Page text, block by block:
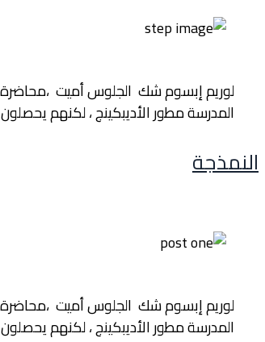
لوريم إبسوم شك الجلوس أميت ،محاضرة
المدرسة مطور الأديبكينج ، لكنهم
النمذجة
لوريم إبسوم شك الجلوس أميت ،محاضرة
المدرسة مطور الأديبكينج ، لكنهم